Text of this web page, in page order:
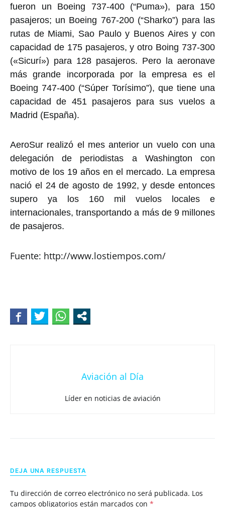
fueron un Boeing 737-400 (“Puma»), para 150
pasajeros; un Boeing 767-200 (“Sharko”) para las
rutas de Miami, Sao Paulo y Buenos Aires y con
capacidad de 175 pasajeros, y otro Boing 737-300
(«Sicurí») para 128 pasajeros. Pero la aeronave
más grande incorporada por la empresa es el
Boeing 747-400 (“Súper Torísimo”), que tiene una
capacidad de 451 pasajeros para sus vuelos a
Madrid (España).
AeroSur realizó el mes anterior un vuelo con una
delegación de periodistas a Washington con
motivo de los 19 años en el mercado. La empresa
nació el 24 de agosto de 1992, y desde entonces
supero ya los 160 mil vuelos locales e
internacionales, transportando a más de 9 millones
de pasajeros.
Fuente: http://www.lostiempos.com/
Aviación al Día
Líder en noticias de aviación
DEJA UNA RESPUESTA
Tu dirección de correo electrónico no será publicada. Los
campos obligatorios están marcados con *